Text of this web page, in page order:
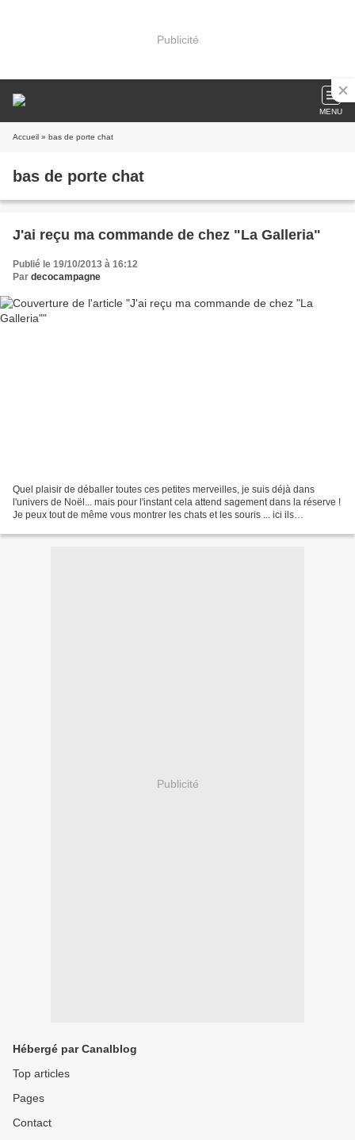
Publicité
MENU
Accueil » bas de porte chat
bas de porte chat
J'ai reçu ma commande de chez "La Galleria"
Publié le 19/10/2013 à 16:12
Par decocampagne
Quel plaisir de déballer toutes ces petites merveilles, je suis déjà dans
l'univers de Noël... mais pour l'instant cela attend sagement dans la réserve !
Je peux tout de même vous montrer les chats et les souris ... ici ils
Publicité
Hébergé par Canalblog
Top articles
Pages
Contact